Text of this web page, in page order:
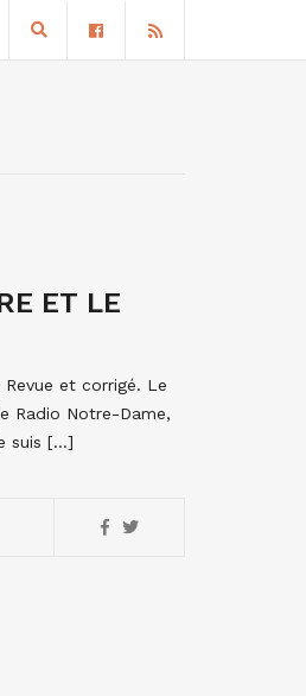
ET LE
et corrigé. Le
Radio Notre-Dame,
suis […]